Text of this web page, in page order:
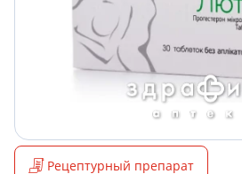
Рецептурный препарат